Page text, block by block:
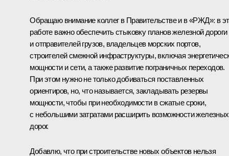
Обращаю внимание коллег в Правительстве и в «РЖД»: в
работе важно обеспечить стыковку планов железной дороги
и отправителей грузов, владельцев морских портов,
строителей смежной инфраструктуры, включая
мощности и сети, а также развитие пограничных переходов.
При этом нужно не только добиваться поставленных
ориентиров, но, что называется, закладывать резервы
мощности, чтобы при необходимости в сжатые сроки,
с небольшими затратами расширить возможности железных
дорог.
Добавлю, что при строительстве новых объектов нельзя